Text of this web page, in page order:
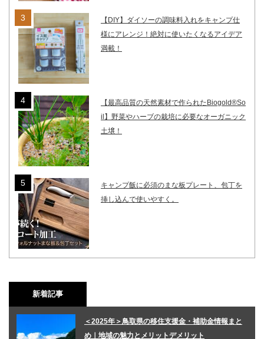
【DIY】ダイソーの調味料入れをキャンプ仕
様にアレンジ！絶対に使いたくなるアイデア
満載！
【最高品質の天然素材で作られたBiogold®So
il】野菜やハーブの栽培に必要なオーガニック
土壌！
キャンプ飯に必須のまな板プレート、包丁を
挿し込んで使いやすく。
新着記事
＜2025年＞鳥取県の移住支援金・補助金情報まと
め｜地域の魅力とメリットデメリット